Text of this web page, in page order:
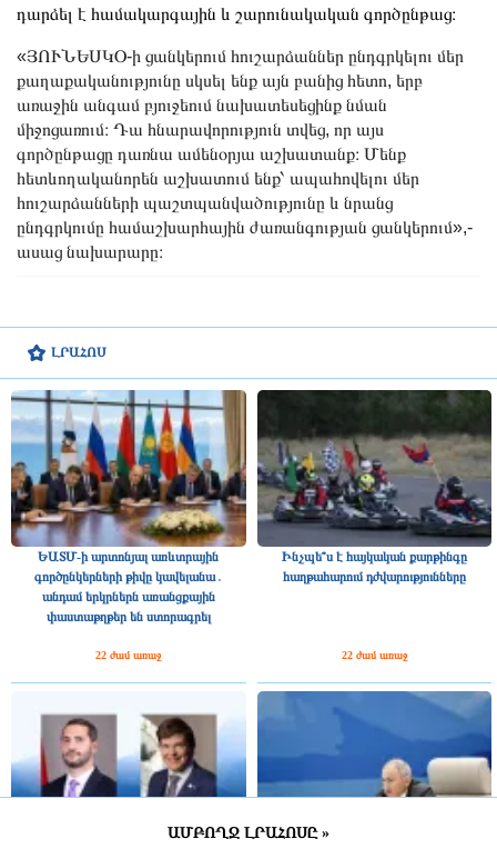
ԼՐԱՀՈՍ
ԵԱՏՄ-ի արտոնյալ առևտրային
գործընկերների թիվը կավելանա․
անդամ երկրներն առանցքային
փաստաթղթեր են ստորագրել
22 ժամ առաջ
Ինչպե՞ս է հայկական քարթինգը
հաղթահարում դժվարությունները
22 ժամ առաջ
ԱՄԲՈՂՋ ԼՐԱՀՈՍԸ »
դարձել է համակարգային և շարունակական գործընթաց։
«ՅՈՒՆԵՍԿՕ-ի ցանկերում հուշարձաններ ընդգրկելու մեր
քաղաքականությունը սկսել ենք այն բանից հետո, երբ
առաջին անգամ բյուջեում նախատեսեցինք նման
միջոցառում։ Դա հնարավորություն տվեց, որ այս
գործընթացը դառնա ամենօրյա աշխատանք։ Մենք
հետևողականորեն աշխատում ենք՝ ապահովելու մեր
հուշարձանների պաշտպանվածությունը և նրանց
ընդգրկումը համաշխարհային ժառանգության ցանկերում»,-
ասաց նախարարը։